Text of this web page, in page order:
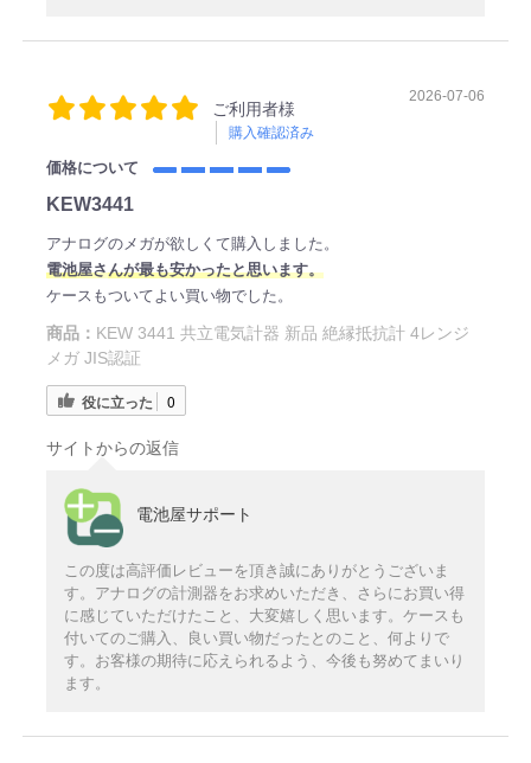
ご利用者様
購入確認済み
2026-07-06
価格について
KEW3441
アナログのメガが欲しくて購入しました。
電池屋さんが最も安かったと思います。
ケースもついてよい買い物でした。
商品： KEW 3441 共立電気計器 新品 絶縁抵抗計 4レンジ
メガ JIS認証
役に立った 0
サイトからの返信
電池屋サポート
この度は高評価レビューを頂き誠にありがとうございま
す。アナログの計測器をお求めいただき、さらにお買い得
に感じていただけたこと、大変嬉しく思います。ケースも
付いてのご購入、良い買い物だったとのこと、何よりで
す。お客様の期待に応えられるよう、今後も努めてまいり
ます。